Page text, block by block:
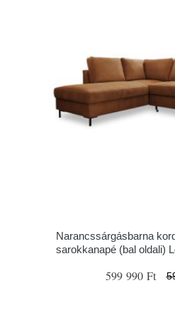
Narancssárgásbarna
sarokkanapé (bal oldali)
599 990 Ft